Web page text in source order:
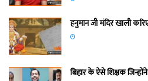
हनुमान जी मंदिर खाली
बिहार के ऐसे शिक्षक